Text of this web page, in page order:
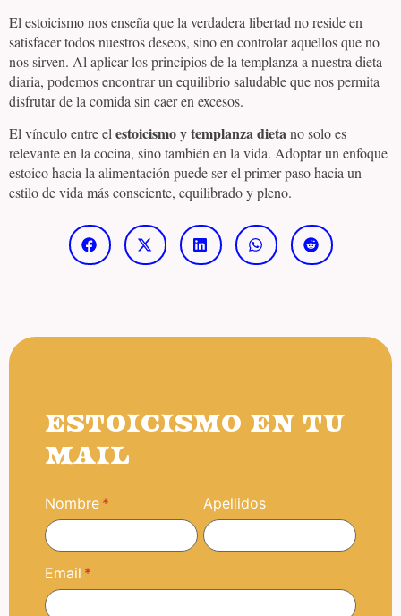
El estoicismo nos enseña que la verdadera libertad no reside en
satisfacer todos nuestros deseos, sino en controlar aquellos que no
nos sirven. Al aplicar los principios de la templanza a nuestra dieta
diaria, podemos encontrar un equilibrio saludable que nos permita
disfrutar de la comida sin caer en excesos.
El vínculo entre elestoicismo y templanza dietano solo es
relevante en la cocina, sino también en la vida. Adoptar un enfoque
estoico hacia la alimentación puede ser el primer paso hacia un
estilo de vida más consciente, equilibrado y pleno.
ESTOICISMO EN TU
MAIL
Nombre Apellidos
Email